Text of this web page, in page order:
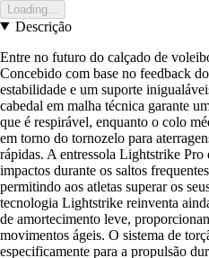
Loading...
Descrição
Entre no futuro do calçado de
Concebido com base no feedback
estabilidade e um suporte
cabedal em malha técnica garante
que é respirável, enquanto o colo
em torno do tornozelo para
rápidas. A entressola Lightstrike Pro
impactos durante os saltos
permitindo aos atletas superar os
tecnologia Lightstrike reinventa
de amortecimento leve,
movimentos ágeis. O sistema de
especificamente para a propulsão